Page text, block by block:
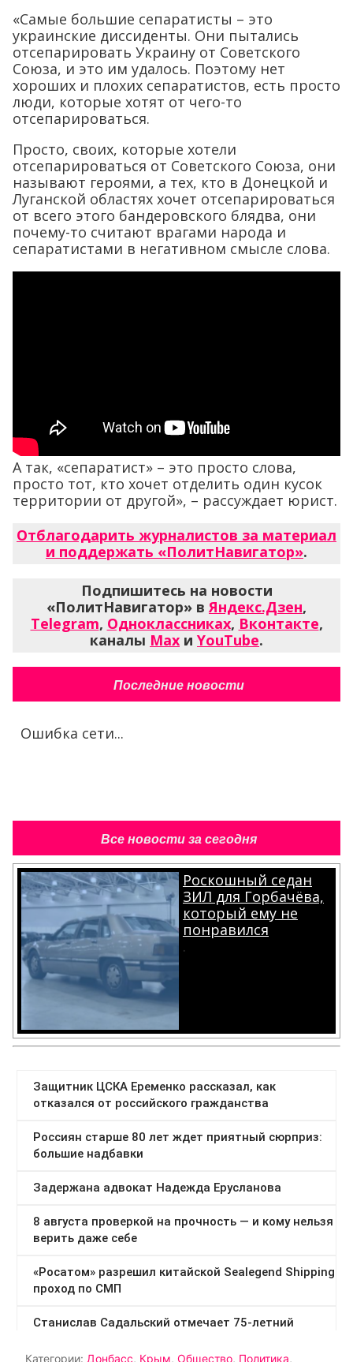
«Самые большие сепаратисты – это
украинские диссиденты. Они пытались
отсепарировать Украину от Советского
Союза, и это им удалось. Поэтому нет
хороших и плохих сепаратистов, есть просто
люди, которые хотят от чего-то
отсепарироваться.
Просто, своих, которые хотели
отсепарироваться от Советского Союза, они
называют героями, а тех, кто в Донецкой и
Луганской областях хочет отсепарироваться
от всего этого бандеровского блядва, они
почему-то считают врагами народа и
сепаратистами в негативном смысле слова.
А так, «сепаратист» – это просто слова,
просто тот, кто хочет отделить один кусок
территории от другой», – рассуждает юрист.
Отблагодарить журналистов за материал
и поддержать «ПолитНавигатор».
Подпишитесь на новости
«ПолитНавигатор» вЯндекс.Дзен,
Telegram, Одноклассниках, Вконтакте,
каналы Max и YouTube.
Последние новости
Ошибка сети...
Все новости за сегодня
Роскошный седан
ЗИЛ для Горбачёва,
который ему не
понравился
.
Категории: Донбасс, Крым, Общество, Политика,